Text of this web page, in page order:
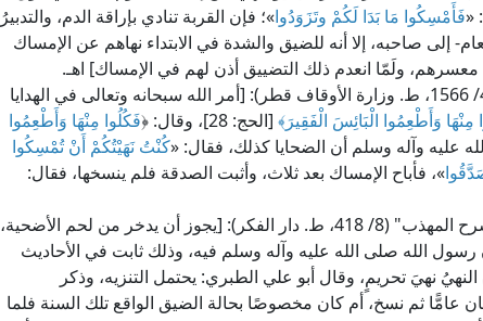
«فَأَمْسِكُوا مَا بَدَا لَكُمْ وتَزَوَدُوا»؛ فإن القربة تنادي بإراقة الدم، والتدبيرُ
إلى صاحبه، إلا أنه للضيق والشدة في الابتداء نهاهم عن الإمساك
ولَمّا انعدم ذلك التضييق أذن لهم في الإمساك] اهـ.
وقال الإمام اللخمي المالكي في "التبصرة" (4/ 1566، ط. وزارة الأوقاف قطر): [أمر الله سبحانه وتعالى في الهدايا
مِنْهَا وَأَطْعِمُوا الْبَائِسَ الْفَقِيرَ﴾ [الحج: 28]، وقال: ﴿
فَكُلُوا مِنْهَا وَأَطْعِمُوا
كُنْتُ نَهَيْتُكُمْ أَنْ تُمْسِكُوا
»، فأباح الإمساك بعد ثلاث، وأثبت الصدقة فلم ينسخها، فقال:
وقال الإمام النووي الشافعي في "المجموع شرح المهذب" (8/ 418، ط. دار الفكر): [يجوز أن يدخر من لحم الأضحية،
رسول الله صلى الله عليه وآله وسلم فيه، وذلك ثابت في الأحاديث
نهيَ تحريمٍ، وقال أبو علي الطبري: يحتمل التنزيه، وذكر
عامًّا ثم نسخ، أم كان مخصوصًا بحالة الضيق الواقع تلك السنة فلما